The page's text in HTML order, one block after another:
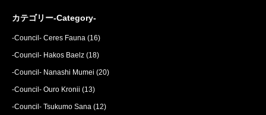
カテゴリー-Category-
-Council- Ceres Fauna (16)
-Council- Hakos Baelz (18)
-Council- Nanashi Mumei (20)
-Council- Ouro Kronii (13)
-Council- Tsukumo Sana (12)